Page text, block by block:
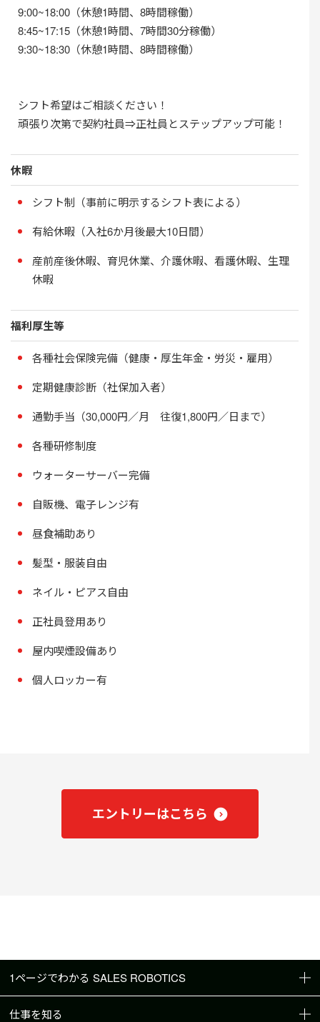
9:00~18:00（休憩1時間、8時間稼働）
8:45~17:15（休憩1時間、7時間30分稼働）
9:30~18:30（休憩1時間、8時間稼働）
シフト希望はご相談ください！
頑張り次第で契約社員⇒正社員とステップアップ可能！
休暇
シフト制（事前に明示するシフト表による）
有給休暇（入社6か月後最大10日間）
産前産後休暇、育児休業、介護休暇、看護休暇、生理
休暇
福利厚生等
各種社会保険完備（健康・厚生年金・労災・雇用）
定期健康診断（社保加入者）
通勤手当（30,000円／月 往復1,800円／日まで）
各種研修制度
ウォーターサーバー完備
自販機、電子レンジ有
昼食補助あり
髪型・服装自由
ネイル・ピアス自由
正社員登用あり
屋内喫煙設備あり
個人ロッカー有
エントリーはこちら
1ページでわかる SALES ROBOTICS
仕事を知る